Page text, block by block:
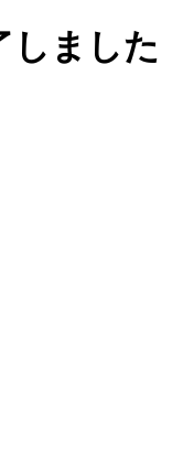
しました